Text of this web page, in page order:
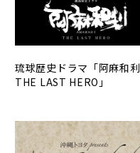
琉球歴史ドラマ「阿麻和利
THE LAST HERO」